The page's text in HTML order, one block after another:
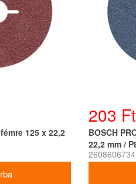
125 x 22,2
203 Ft
BOSCH
22,2 mm /
2608606734